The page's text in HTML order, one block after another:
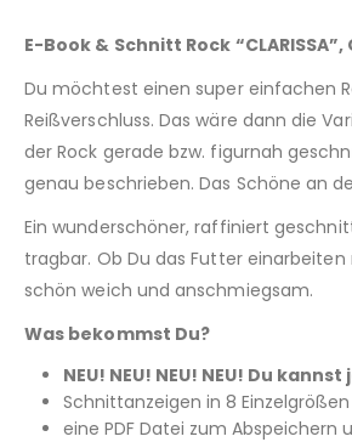
E-Book & Schnitt Rock “CLARISSA”,
Du möchtest einen super einfachen
Reißverschluss. Das wäre dann die
der Rock gerade bzw. figurnah
genau beschrieben. Das Schöne an
Ein wunderschöner, raffiniert
tragbar. Ob Du das Futter
schön weich und anschmiegsam.
Was bekommst Du?
NEU! NEU! NEU! NEU! Du
Schnittanzeigen in 8 Einzelgrößen
eine PDF Datei zum Abspeichern